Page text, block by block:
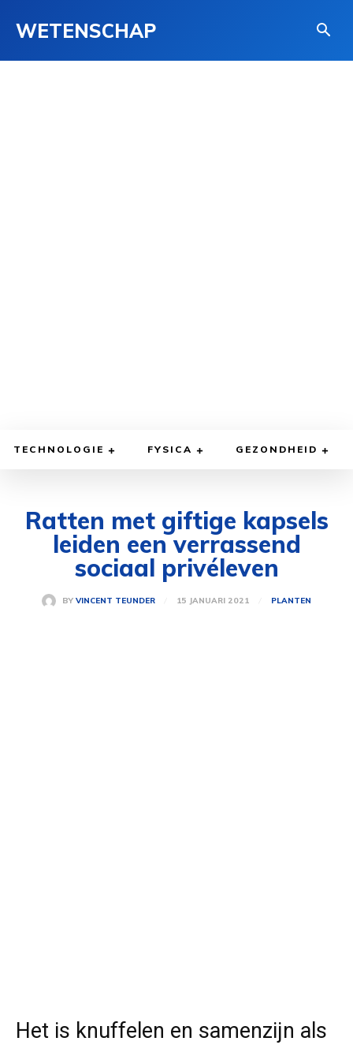
WETENSCHAP
TECHNOLOGIE FYSICA GEZONDHEID
Ratten met giftige kapsels
leiden een verrassend
sociaal privéleven
BY VINCENT TEUNDER 15 JANUARI 2021 PLANTEN
Het is knuffelen en samenzijn als